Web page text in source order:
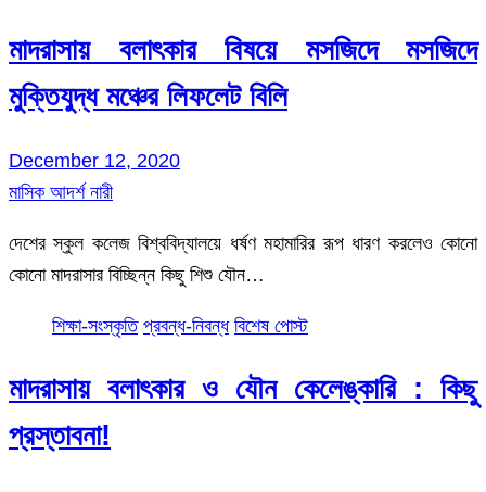
মাদরাসায় বলাৎকার বিষয়ে মসজিদে মসজিদে
মুক্তিযুদ্ধ মঞ্চের লিফলেট বিলি
December 12, 2020
মাসিক আদর্শ নারী
দেশের স্কুল কলেজ বিশ্ববিদ্যালয়ে ধর্ষণ মহামারির রূপ ধারণ করলেও কোনো
কোনো মাদরাসার বিচ্ছিন্ন কিছু শিশু যৌন…
শিক্ষা-সংস্কৃতি প্রবন্ধ-নিবন্ধ বিশেষ পোস্ট
মাদরাসায় বলাৎকার ও যৌন কেলেঙ্কারি : কিছু
প্রস্তাবনা!